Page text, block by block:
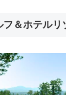
フ＆ホテルリ